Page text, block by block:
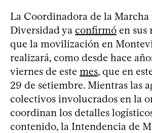
La Coordinadora de la Marcha
Diversidad ya confirmó en sus
que la movilización en
realizará, como desde hace
viernes de este mes, que en
29 de setiembre. Mientras las
colectivos involucrados en la
coordinan los detalles
contenido, la Intendencia de